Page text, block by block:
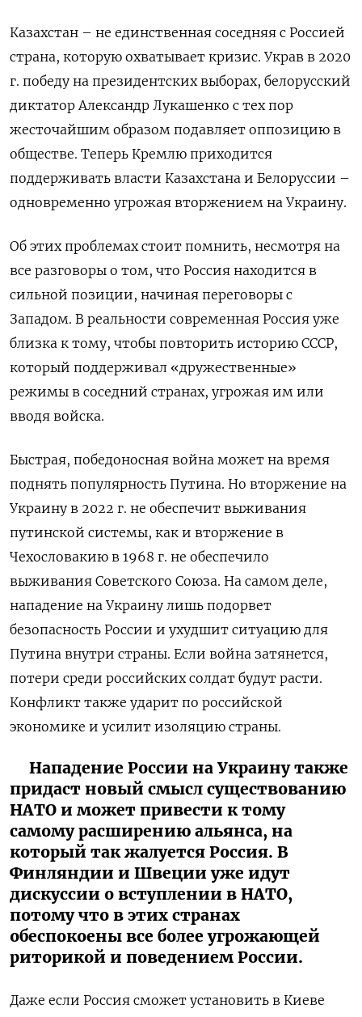
Казахстан – не единственная соседняя с Россией
страна, которую охватывает кризис. Украв в 2020
г. победу на президентских выборах, белорусский
диктатор Александр Лукашенко с тех пор
жесточайшим образом подавляет оппозицию в
обществе. Теперь Кремлю приходится
поддерживать власти Казахстана и Белоруссии –
одновременно угрожая вторжением на Украину.
Об этих проблемах стоит помнить, несмотря на
все разговоры о том, что Россия находится в
сильной позиции, начиная переговоры с
Западом. В реальности современная Россия уже
близка к тому, чтобы повторить историю СССР,
который поддерживал «дружественные»
режимы в соседний странах, угрожая им или
вводя войска.
Быстрая, победоносная война может на время
поднять популярность Путина. Но вторжение на
Украину в 2022 г. не обеспечит выживания
путинской системы, как и вторжение в
Чехословакию в 1968 г. не обеспечило
выживания Советского Союза. На самом деле,
нападение на Украину лишь подорвет
безопасность России и ухудшит ситуацию для
Путина внутри страны. Если война затянется,
потери среди российских солдат будут расти.
Конфликт также ударит по российской
экономике и усилит изоляцию страны.
Нападение России на Украину также
придаст новый смысл существованию
НАТО и может привести к тому
самому расширению альянса, на
который так жалуется Россия. В
Финляндии и Швеции уже идут
дискуссии о вступлении в НАТО,
потому что в этих странах
обеспокоены все более угрожающей
риторикой и поведением России.
Даже если Россия сможет установить в Киеве